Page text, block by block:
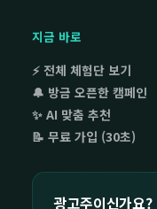
지금 바로
⚡ 전체 체험단 보기
🔔 방금 오픈한 캠페인
✨ AI 맞춤 추천
📝 무료 가입 (30초)
광고주이신가요?